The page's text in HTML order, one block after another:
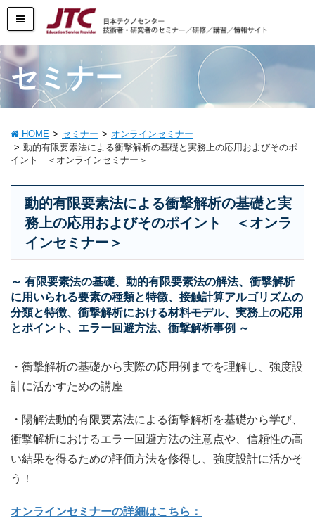
セミナー
HOME セミナー
オンラインセミナー
動的有限要素法による衝撃解析の基礎と実務上の応用およびそのポ
イント ＜オンラインセミナー＞
動的有限要素法による衝撃解析の基礎と実
務上の応用およびそのポイント ＜オンラ
インセミナー＞
～ 有限要素法の基礎、動的有限要素法の解法、衝撃解析
に用いられる要素の種類と特徴、接触計算アルゴリズムの
分類と特徴、衝撃解析における材料モデル、実務上の応用
とポイント、エラー回避方法、衝撃解析事例 ～
・衝撃解析の基礎から実際の応用例までを理解し、強度設
計に活かすための講座
・陽解法動的有限要素法による衝撃解析を基礎から学び、
衝撃解析におけるエラー回避方法の注意点や、信頼性の高
い結果を得るための評価方法を修得し、強度設計に活かそ
う！
オンラインセミナーの詳細はこちら：